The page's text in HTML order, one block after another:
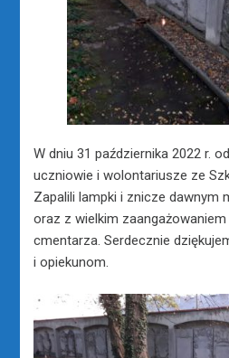
W dniu 31 października 2022 r.
uczniowie i wolontariusze ze
Zapalili lampki i znicze dawnym
oraz z wielkim
cmentarza. Serdecznie
i opiekunom.